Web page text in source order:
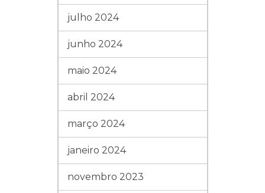
julho 2024
junho 2024
maio 2024
abril 2024
março 2024
janeiro 2024
novembro 2023